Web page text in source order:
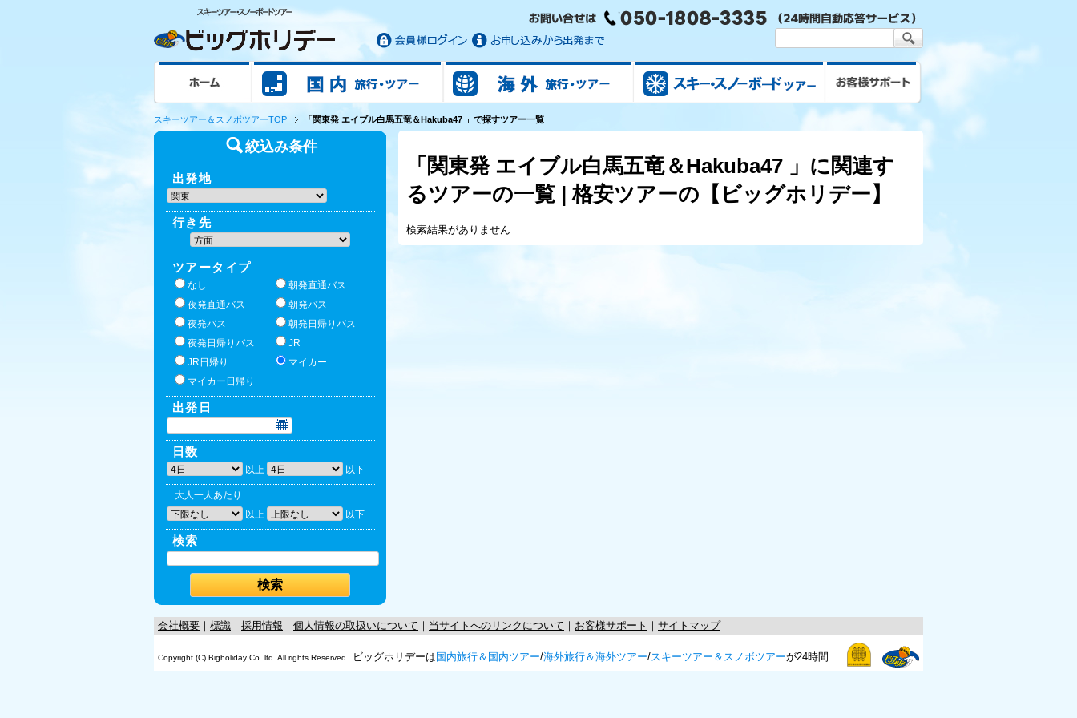
ホーム 国内旅行/ツアー 海外旅行/ツアー スキー&スノボツアー
スキーツアー＆スノボツアーTOP 「関東発 エイブル白馬五竜＆Hakuba47 」で探すツアー一覧
絞込み条件
出発地
行き先
ツアータイプ
なし
朝発直通バス
夜発直通バス
朝発バス
夜発バス
朝発日帰りバス
夜発日帰りバス
JR
JR日帰り
マイカー
マイカー日帰り
出発日
日数
以上 以下
大人一人あたり
以上
以下
検索
「関東発 エイブル白馬五竜＆Hakuba47 」に関連す
るツアーの一覧 | 格安ツアーの【ビッグホリデー】
検索結果がありません
会社概要 ｜ 標識 ｜ 採用情報 ｜ 個人情報の取扱いについて ｜ 当サイトへのリンクについて ｜ お客様サポート ｜ サイトマップ
Copyright (C) Bigholiday Co. ltd. All rights Reserved. ビッグホリデーは 国内旅行＆国内ツアー/海外旅行＆海外ツアー/スキーツアー＆スノボツアーが24時間